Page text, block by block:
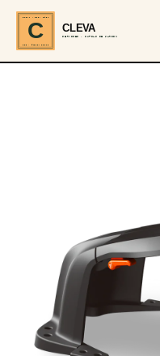
C
CLEVA · EST. 2024
REF · GARDEN TOOLS
CLEVA
SERVICES · OUTILS DE JARDIN